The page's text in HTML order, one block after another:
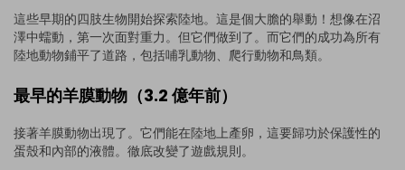
這些早期的四肢生物開始探索陸地。這是個大膽的舉動！想像在沼
澤中蠕動，第一次面對重力。但它們做到了。而它們的成功為所有
陸地動物鋪平了道路，包括哺乳動物、爬行動物和鳥類。
最早的羊膜動物（3.2 億年前）
接著羊膜動物出現了。它們能在陸地上產卵，這要歸功於保護性的
蛋殼和內部的液體。徹底改變了遊戲規則。